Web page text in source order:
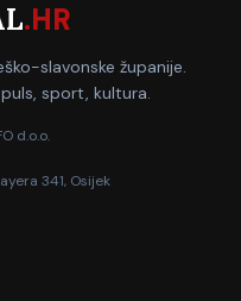
.HR
slavonske županije.
sport, kultura.
d.o.o.
341, Osijek